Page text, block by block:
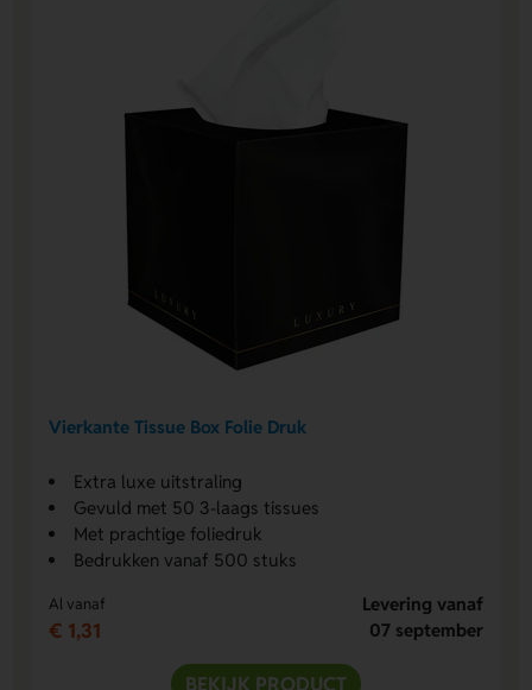
Vierkante Tissue Box Folie Druk
Extra luxe uitstraling
Gevuld met 50 3-laags tissues
Met prachtige foliedruk
Bedrukken vanaf 500 stuks
Al vanaf
€ 1,31
Levering vanaf
07 september
BEKIJK PRODUCT